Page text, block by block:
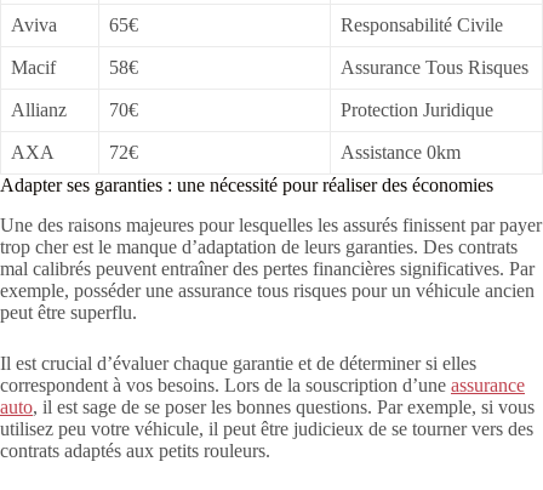
Aviva 65€ Responsabilité Civile
Macif 58€ Assurance Tous Risques
Allianz 70€ Protection Juridique
AXA 72€
Assistance 0km
Adapter ses garanties : une nécessité pour réaliser des économies
Une des raisons majeures pour lesquelles les assurés finissent par payer
trop cher est le manque d’adaptation de leurs garanties. Des contrats
mal calibrés peuvent entraîner des pertes financières significatives. Par
exemple, posséder une assurance tous risques pour un véhicule ancien
peut être superflu.
Il est crucial d’évaluer chaque garantie et de déterminer si elles
correspondent à vos besoins. Lors de la souscription d’une assurance
auto, il est sage de se poser les bonnes questions. Par exemple, si vous
utilisez peu votre véhicule, il peut être judicieux de se tourner vers des
contrats adaptés aux petits rouleurs.